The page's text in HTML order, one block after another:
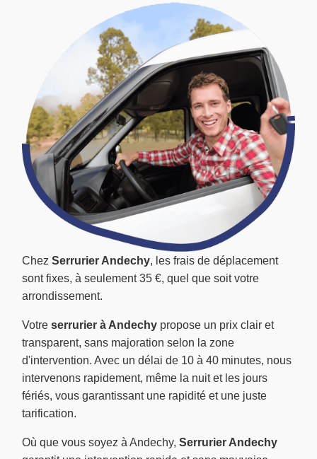
Chez Serrurier Andechy, les frais de déplacement
sont fixes, à seulement 35 €, quel que soit votre
arrondissement.
Votre serrurier à Andechy propose un prix clair et
transparent, sans majoration selon la zone
d'intervention. Avec un délai de 10 à 40 minutes, nous
intervenons rapidement, même la nuit et les jours
fériés, vous garantissant une rapidité et une juste
tarification.
Où que vous soyez à Andechy, Serrurier Andechy